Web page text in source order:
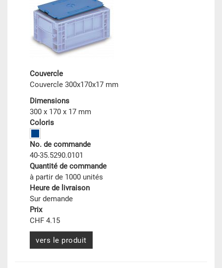
Couvercle
Couvercle 300x170x17 mm
Dimensions
300 x 170 x 17 mm
Coloris
No. de commande
40-35.5290.0101
Quantité de commande
à partir de 1000 unités
Heure de livraison
Sur demande
Prix
CHF 4.15
vers le produit